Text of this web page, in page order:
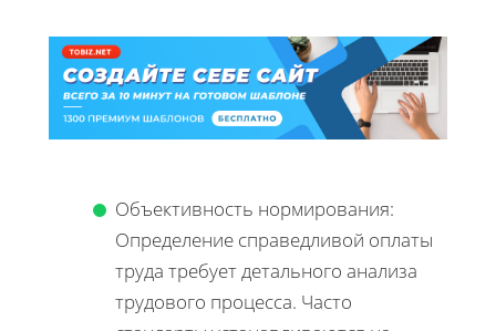
Объективность нормирования:
Определение справедливой оплаты
труда требует детального анализа
трудового процесса. Часто